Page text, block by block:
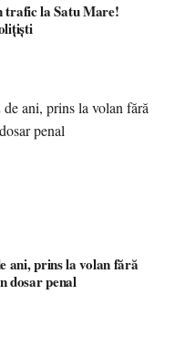
trafic la Satu Mare!
ani, prins la volan fără
dosar penal